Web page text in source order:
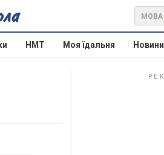
МОВА
НМТ Моя їдальня Новини